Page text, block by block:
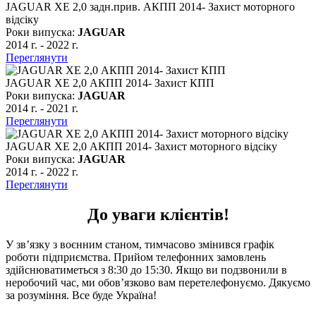
JAGUAR XE 2,0 задн.прив. АКПП 2014- Захист моторного
відсіку
Роки випуска: JAGUAR
2014 г. - 2022 г.
Переглянути
JAGUAR XE 2,0 АКПП 2014- Захист КПП
Роки випуска: JAGUAR
2014 г. - 2021 г.
Переглянути
JAGUAR XE 2,0 АКПП 2014- Захист моторного відсіку
Роки випуска: JAGUAR
2014 г. - 2022 г.
Переглянути
До уваги клієнтів!
У зв’язку з воєнним станом, тимчасово змінився графік
роботи підприємства. Прийом телефонних замовлень
здійснюватиметься з 8:30 до 15:30. Якщо ви подзвонили в
неробочий час, ми обов’язково вам перетелефонуємо. Дякуємо
за розуміння. Все буде Україна!